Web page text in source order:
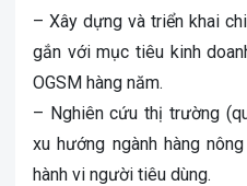
– Xây dựng và triển khai
gắn với mục tiêu kinh
OGSM hàng năm.
– Nghiên cứu thị trường
xu hướng ngành hàng
hành vi người tiêu dùng.